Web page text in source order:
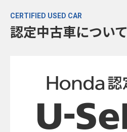
CERTIFIED USED CAR
認定中古車について